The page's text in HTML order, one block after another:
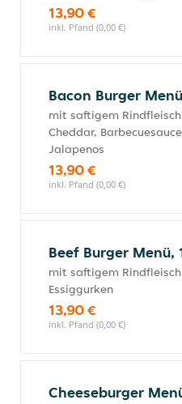
13,90 €
inkl. Pfand (0,00 €)
Bacon Burger
mit saftigem
Cheddar,
Jalapenos
13,90 €
inkl. Pfand (0,00 €)
Beef Burger Menü,
mit saftigem
Essiggurken
13,90 €
inkl. Pfand (0,00 €)
Cheeseburger